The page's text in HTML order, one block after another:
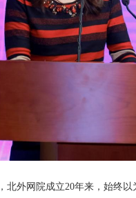
北外网院成立20年来，始终